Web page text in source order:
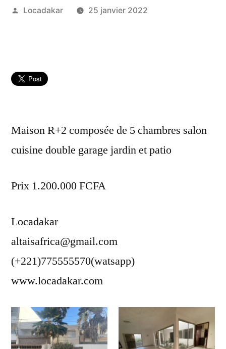
Publié
Locadakar 25 janvier 2022
Maison R+2 composée de 5 chambres salon
cuisine double garage jardin et patio
Prix 1.200.000 FCFA
Locadakar
altaisafrica@gmail.com
(+221)775555570(watsapp)
www.locadakar.com